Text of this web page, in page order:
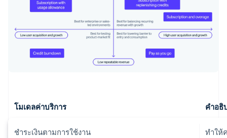
โมเดลค่าบริการ คำอธิ
ชำระเงินตามการใช้งาน
ทำให้